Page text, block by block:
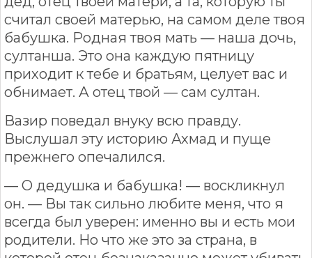
считал своей матерью, на самом деле твоя
бабушка. Родная твоя мать — наша дочь,
султанша. Это она каждую пятницу
приходит к тебе и братьям, целует вас и
обнимает. А отец твой — сам султан.
Вазир поведал внуку всю правду.
Выслушал эту историю Ахмад и пуще
прежнего опечалился.
— О дедушка и бабушка! — воскликнул
он. — Вы так сильно любите меня, что я
всегда был уверен: именно вы и есть мои
родители. Но что же это за страна, в